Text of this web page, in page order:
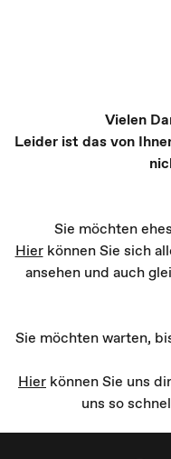
Vielen
Leider ist das von
Sie möchten
Hier können Sie sich
ansehen und auch
Sie möchten warten,
Hier können Sie uns
uns so